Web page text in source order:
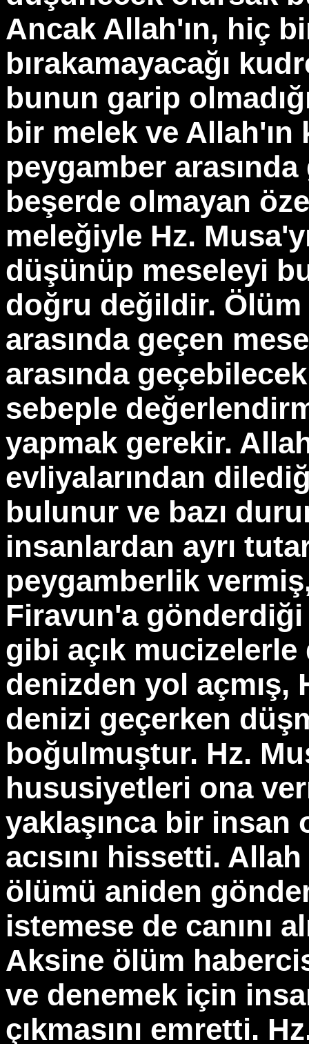
Ancak Allah'ın, hiç
bırakamayacağı
bunun garip
bir melek ve
peygamber
beşerde olmayan
meleğiyle Hz.
düşünüp meseleyi
doğru değildir.
arasında geçen
arasında
sebeple
yapmak gerekir.
evliyalarından
bulunur ve bazı
insanlardan ayrı
peygamberlik
Firavun'a gönderdiği
gibi açık
denizden yol açmış,
denizi geçerken
boğulmuştur. Hz.
hususiyetleri ona
yaklaşınca bir
acısını hissetti.
ölümü aniden
istemese de canını
Aksine ölüm
ve denemek için
çıkmasını emretti.